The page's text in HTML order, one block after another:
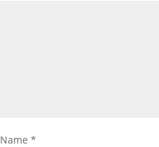
Name *